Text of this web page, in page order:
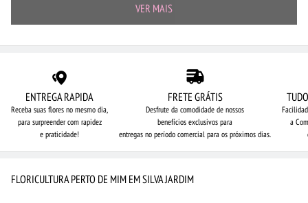
VER MAIS
ENTREGA RAPIDA
Receba suas flores no mesmo dia,
para surpreender com rapidez
e praticidade!
FRETE GRÁTIS
Desfrute da comodidade de nossos
benefícios exclusivos para
entregas no período comercial para os próximos dias.
a
FLORICULTURA PERTO DE MIM EM SILVA JARDIM